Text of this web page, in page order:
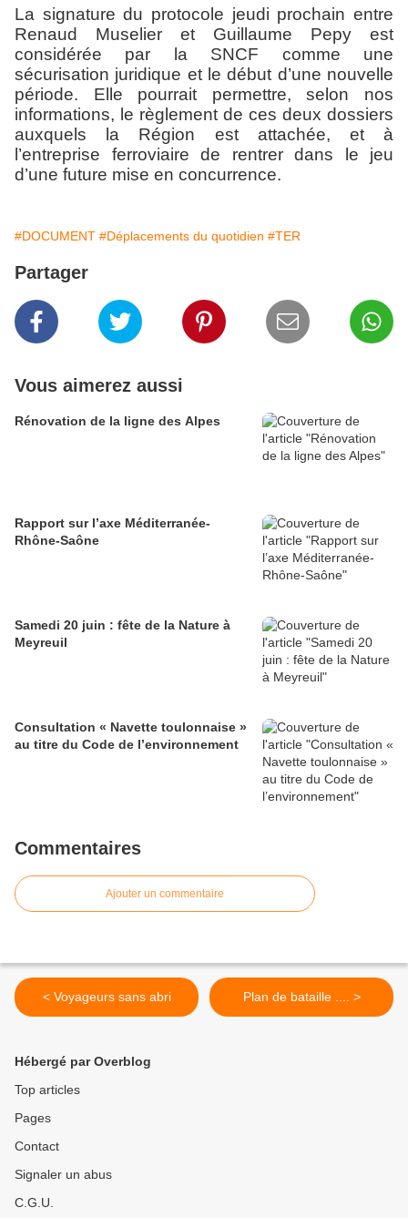
La signature du protocole jeudi prochain entre
Renaud Muselier et Guillaume Pepy est
considérée par la SNCF comme une
sécurisation juridique et le début d’une nouvelle
période. Elle pourrait permettre, selon nos
informations, le règlement de ces deux dossiers
auxquels la Région est attachée, et à
l’entreprise ferroviaire de rentrer dans le jeu
d’une future mise en concurrence.
#DOCUMENT #Déplacements du quotidien #TER
Partager
Vous aimerez aussi
Rénovation de la ligne des Alpes
Rapport sur l’axe Méditerranée-
Rhône-Saône
Samedi 20 juin : fête de la Nature à
Meyreuil
Consultation « Navette toulonnaise »
au titre du Code de l’environnement
Commentaires
Ajouter un commentaire
< Voyageurs sans abri Plan de bataille .... >
Hébergé par Overblog
Top articles
Pages
Contact
Signaler un abus
C.G.U.